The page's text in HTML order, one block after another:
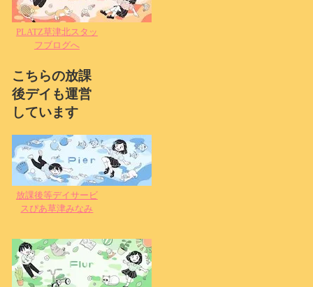
PLATZ草津北スタッ
フブログへ
こちらの放課
後デイも運営
しています
放課後等デイサービ
スぴあ草津みなみ